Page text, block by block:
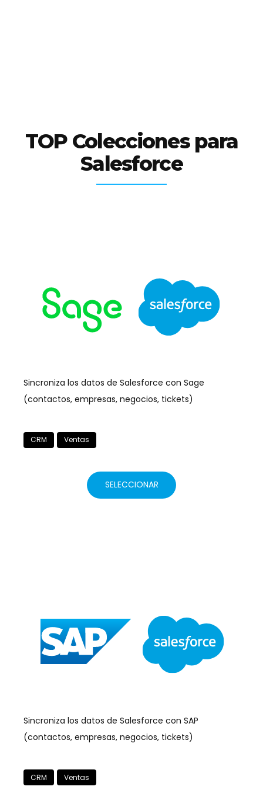
TOP Colecciones para
Salesforce
Sincroniza los datos de Salesforce con Sage
(contactos, empresas, negocios, tickets)
CRM Ventas
SELECCIONAR
Sincroniza los datos de Salesforce con SAP
(contactos, empresas, negocios, tickets)
CRM Ventas